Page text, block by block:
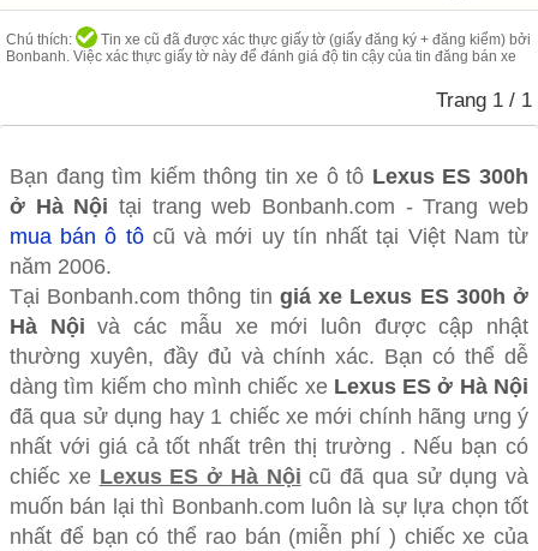
Chú thích:
Tin xe cũ đã được xác thực giấy tờ (giấy đăng ký + đăng kiểm) bởi
Bonbanh. Việc xác thực giấy tờ này để đánh giá độ tin cậy của tin đăng bán xe
Trang 1 / 1
Bạn đang tìm kiếm thông tin xe ô tô Lexus ES 300h
ở Hà Nội tại trang web Bonbanh.com - Trang web
mua bán ô tôcũ và mới uy tín nhất tại Việt Nam từ
năm 2006.
Tại Bonbanh.com thông tin giá xe Lexus ES 300h ở
Hà Nội và các mẫu xe mới luôn được cập nhật
thường xuyên, đầy đủ và chính xác. Bạn có thể dễ
dàng tìm kiếm cho mình chiếc xe Lexus ES ở Hà Nội
đã qua sử dụng hay 1 chiếc xe mới chính hãng ưng ý
nhất với giá cả tốt nhất trên thị trường . Nếu bạn có
chiếc xe Lexus ES ở Hà Nội cũ đã qua sử dụng và
muốn bán lại thì Bonbanh.com luôn là sự lựa chọn tốt
nhất để bạn có thể rao bán (miễn phí ) chiếc xe của